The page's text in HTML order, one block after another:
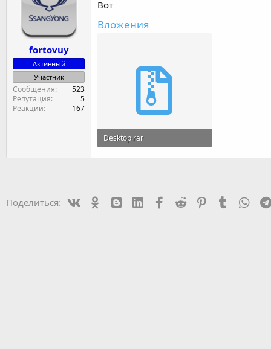
fortovuy
Активный
Участник
Сообщения
523
Репутация
5
Реакции
167
Вот
Вложения
Desktop.rar
964.7 KB · Просмотры: 2
Поделиться: Vk Ok mes_blogger
Linked InFacebook
Reddit PinterestTumblr